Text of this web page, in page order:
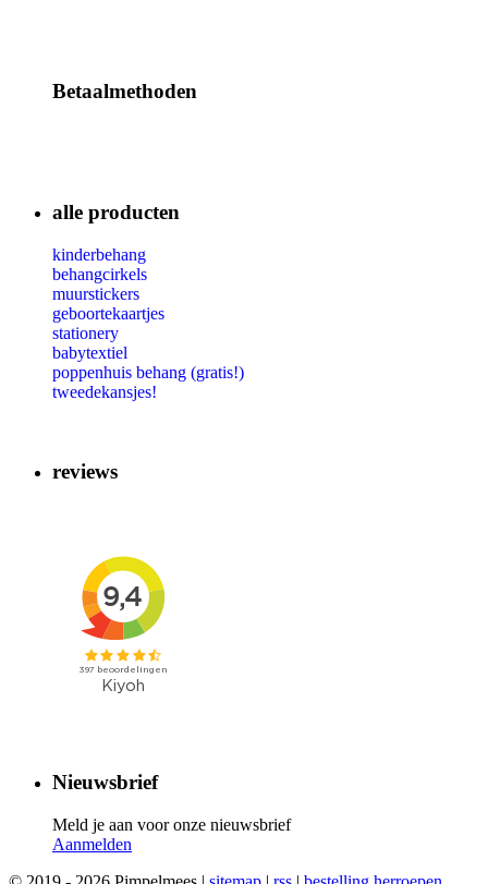
Betaalmethoden
alle producten
kinderbehang
behangcirkels
muurstickers
geboortekaartjes
stationery
babytextiel
poppenhuis behang (gratis!)
tweedekansjes!
reviews
Nieuwsbrief
Meld je aan voor onze nieuwsbrief
Aanmelden